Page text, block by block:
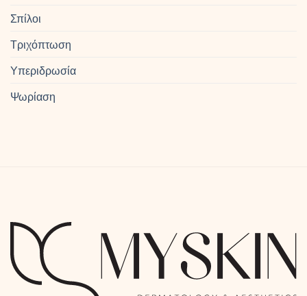
Σπίλοι
Τριχόπτωση
Υπεριδρωσία
Ψωρίαση